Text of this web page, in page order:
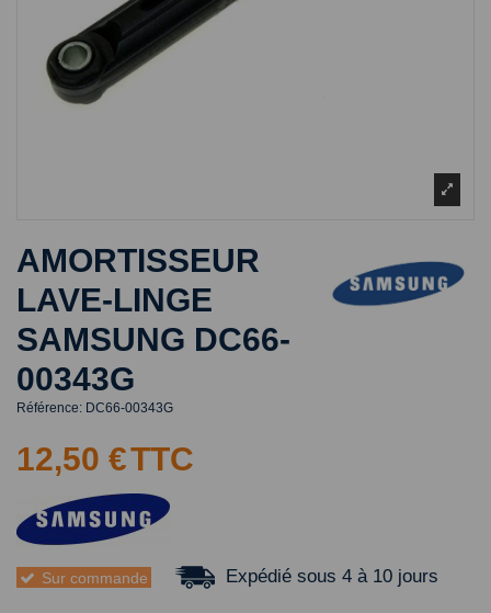
AMORTISSEUR
LAVE-LINGE
SAMSUNG DC66-
00343G
Référence: DC66-00343G
12,50 €TTC
Sur commande Expédié sous 4 à 10 jours